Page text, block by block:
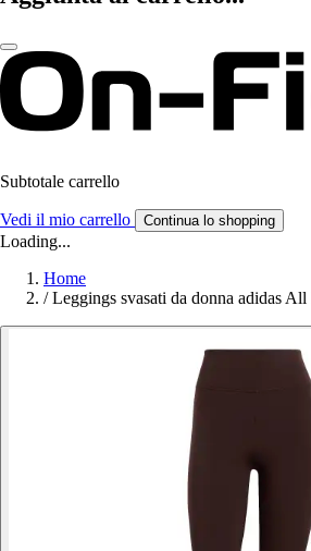
Subtotale carrello
Vedi il mio carrello Continua lo shopping
Loading...
Home
/ Leggings svasati da donna adidas All